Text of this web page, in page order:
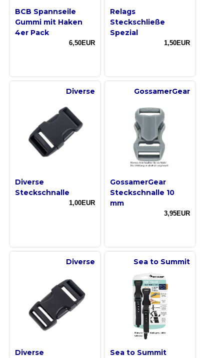
BCB Spannseile
Gummi mit Haken
4er Pack
6,50EUR
Relags
Steckschließe
Spezial
1,50EUR
Diverse
Diverse
Steckschnalle
1,00EUR
GossamerGear
GossamerGear
Steckschnalle 10
mm
3,95EUR
Diverse
Diverse
Sea to Summit
Sea to Summit